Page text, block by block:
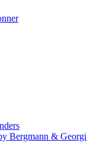
Bergmann & Georgi